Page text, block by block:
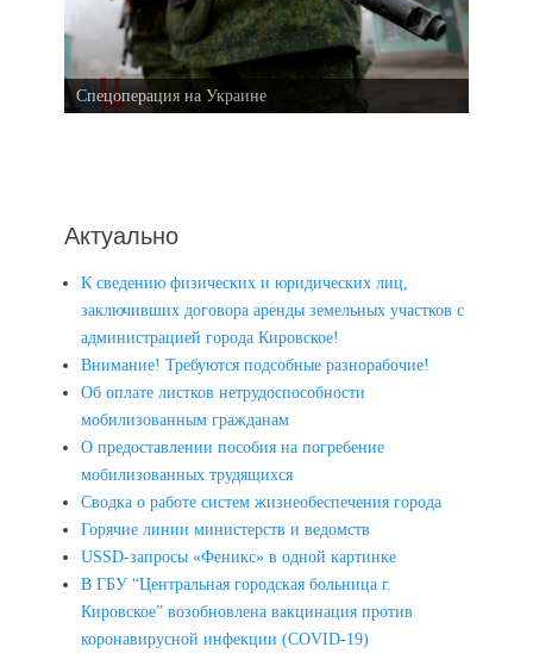
Спецоперация на Украине
Актуально
К сведению физических и юридических лиц,
заключивших договора аренды земельных участков с
администрацией города Кировское!
Внимание! Требуются подсобные разнорабочие!
Об оплате листков нетрудоспособности
мобилизованным гражданам
О предоставлении пособия на погребение
мобилизованных трудящихся
Сводка о работе систем жизнеобеспечения города
Горячие линии министерств и ведомств
USSD-запросы «Феникс» в одной картинке
В ГБУ “Центральная городская больница г.
Кировское” возобновлена вакцинация против
коронавирусной инфекции (COVID-19)